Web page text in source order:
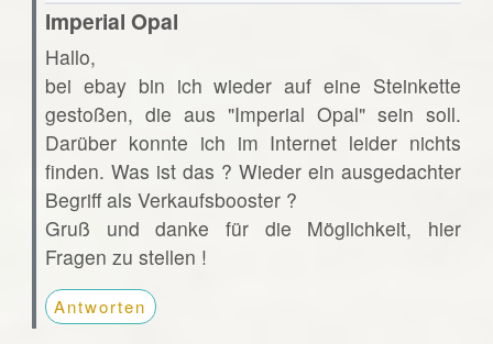
Imperial Opal
Hallo,
bei ebay bin ich wieder auf eine Steinkette
gestoßen, die aus "Imperial Opal" sein soll.
Darüber konnte ich im Internet leider nichts
finden. Was ist das ? Wieder ein ausgedachter
Begriff als Verkaufsbooster ?
Gruß und danke für die Möglichkeit, hier
Fragen zu stellen !
Antworten